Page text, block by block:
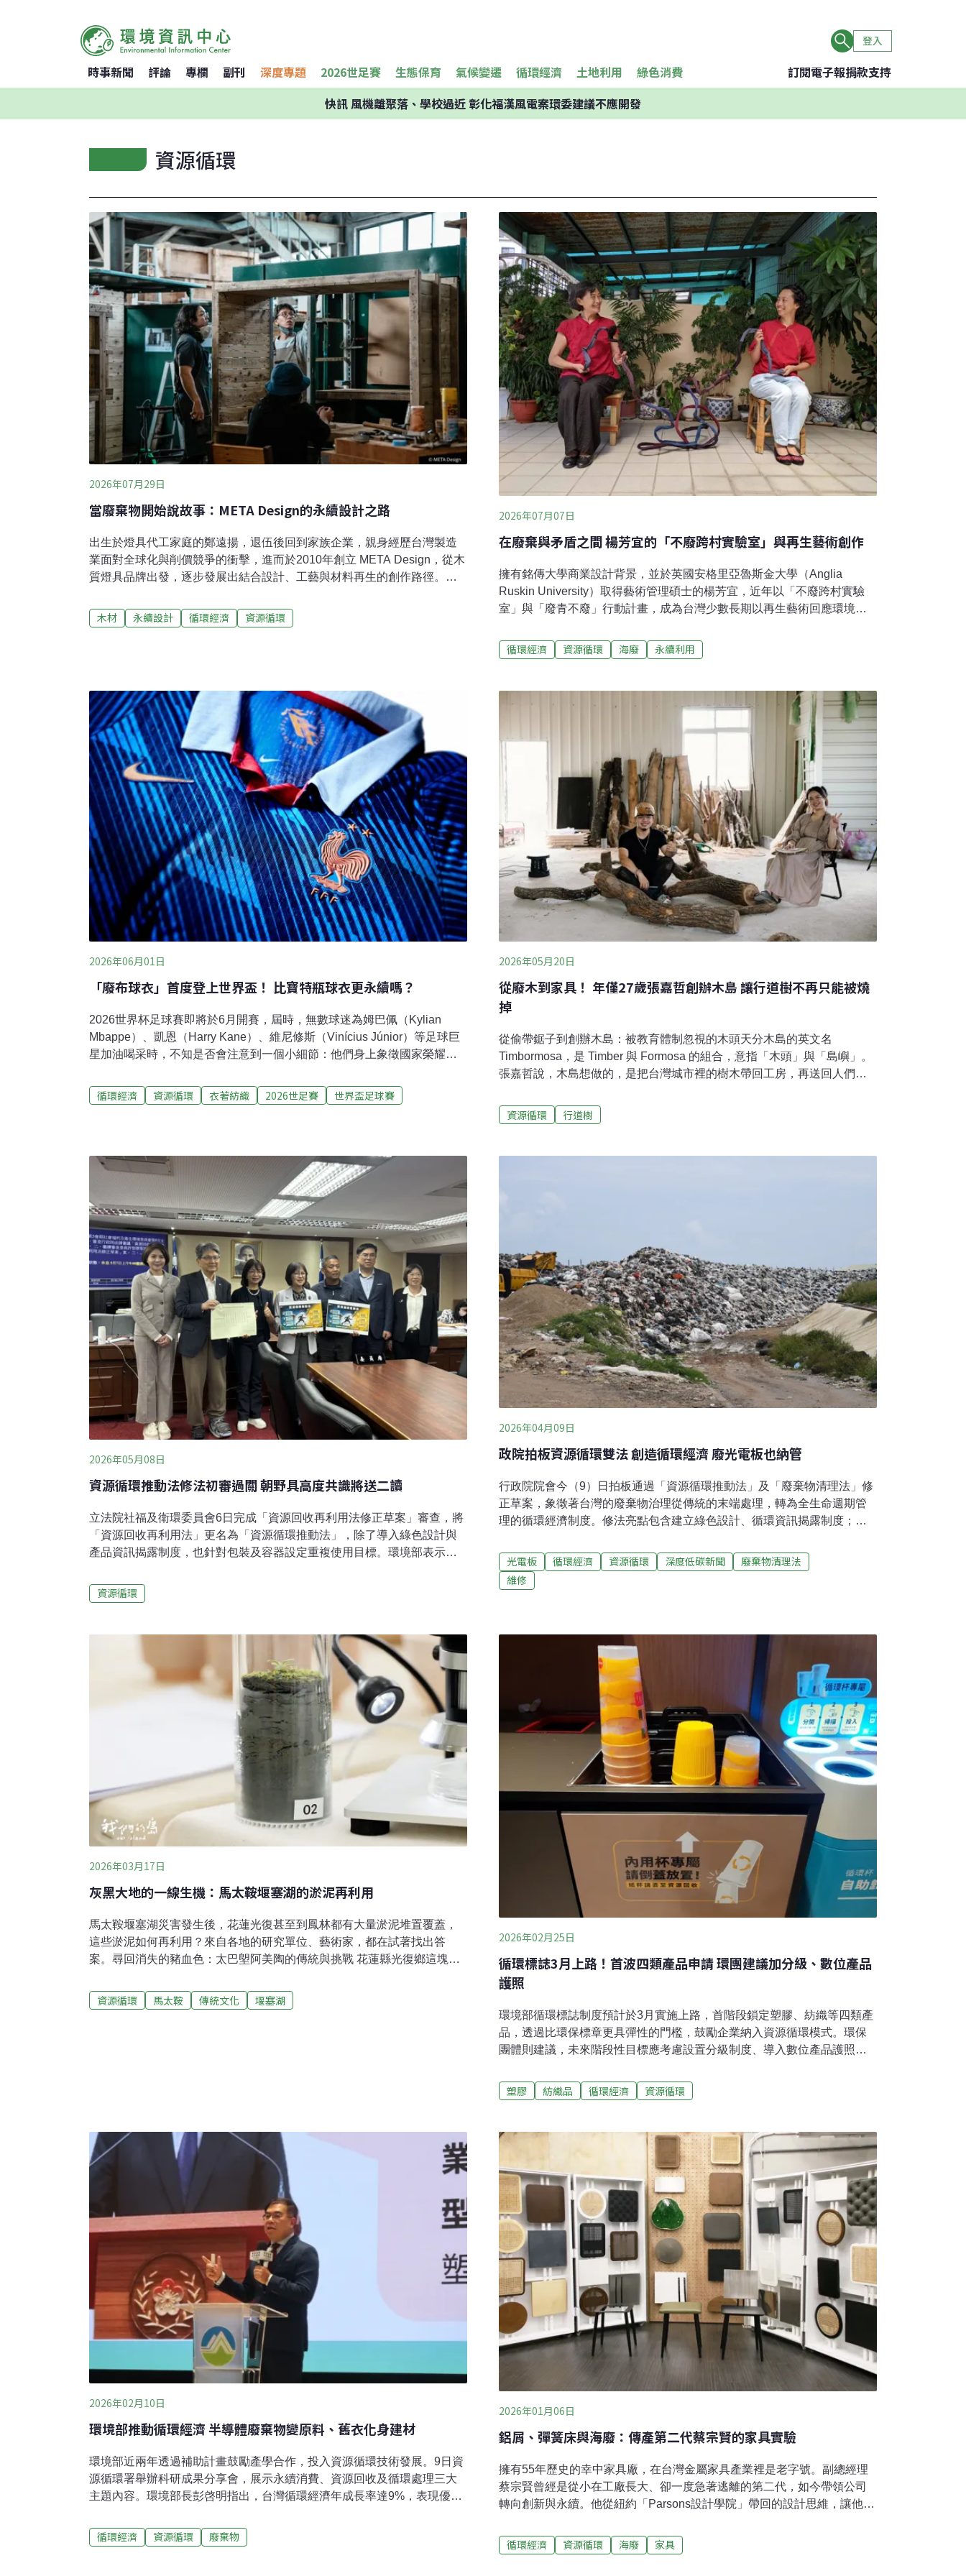
登入
時事新聞 評論 專欄 副刊 深度專題 2026世足賽 生態保育 氣候變遷 循環經濟 土地利用 綠色消費 訂閱電子報捐款支持
快訊風機離聚落、學校過近 彰化福漢風電案環委建議不應開發
資源循環
2026年07月29日
當廢棄物開始說故事：META Design的永續設計之路
出生於燈具代工家庭的鄭遠揚，退伍後回到家族企業，親身經歷台灣製造
業面對全球化與削價競爭的衝擊，進而於2010年創立 META Design，從木
質燈具品牌出發，逐步發展出結合設計、工藝與材料再生的創作路徑。品
遠雄建設、上海商業儲蓄銀行、Cartier、Aesop 等單位合作，推出《工地
計劃》、《雲霧森林》、《數字狂想曲》、《敦南不熄燈》、META Exp.
間長大。最早的記憶，是家中工廠規模還很小，只有一條流水線，父母親
與臨時人員在檯面上趕貨，他和哥哥則把產線下方的紙箱攤開，睡在裡
面，像是替自己打造一個小小
木材 永續設計 循環經濟 資源循環
2026年07月07日
在廢棄與矛盾之間 楊芳宜的「不廢跨村實驗室」與再生藝術創作
擁有銘傳大學商業設計背景，並於英國安格里亞魯斯金大學（Anglia
Ruskin University）取得藝術管理碩士的楊芳宜，近年以「不廢跨村實驗
室」與「廢青不廢」行動計畫，成為台灣少數長期以再生藝術回應環境議
藏巖、香港鹽田梓等地駐村，重新思考「廢棄／不廢」、「人／地方」之
間的關係。從早年對商業設計與消費文化的矛盾感出發，她逐漸將創作轉
生活中的「內在廢棄感」。對楊芳宜而言，「不廢」不只是環保口號，而
是一種重新看待物件、地方與人的方式。從商業設計到再生藝術 楊芳宜
在廢棄物中看見新的生命楊芳宜早年曾從事商業設計與藝術策劃工作。回
望創作起點，她坦言，自己最初其實很喜歡日本包裝、禮物設計與精美物
件，也曾因設計作品能出現在誠品等通路而感到驕傲。然而，隨著一次次
展覽、活動
循環經濟 資源循環 海廢 永續利用
2026年06月01日
「廢布球衣」首度登上世界盃！ 比寶特瓶球衣更永續嗎？
2026世界杯足球賽即將於6月開賽，屆時，無數球迷為姆巴佩（Kylian
Mbappe）、凱恩（Harry Kane）、維尼修斯（Vinícius Júnior）等足球巨
星加油喝采時，不知是否會注意到一個小細節：他們身上象徵國家榮耀的
贊助的11支隊伍，將穿上Nike新推出的「廢布球衣」出賽。這款「Aero-
FIT」高效能散熱球衣，材質不僅環保，更要在預計成為史上最熱的一屆世
廢棄物。在製程上，Nike採用先進的化學回收技術，將紡織廢棄物分解還
原為基本原料，重新製成與原生聚酯纖維相似的片狀顆粒，接著再被紡製
循環經濟 資源循環 衣著紡織 2026世足賽 世界盃足球賽
2026年05月20日
從廢木到家具！ 年僅27歲張嘉哲創辦木島 讓行道樹不再只能被燒
掉
從偷帶鋸子到創辦木島：被教育體制忽視的木頭天分木島的英文名
Timbormosa，是 Timber 與 Formosa 的組合，意指「木頭」與「島嶼」。
張嘉哲說，木島想做的，是把台灣城市裡的樹木帶回工房，再送回人們的
的關係，開始得很早。國小時，他因為覺得上課無聊，撿起學校裡被風吹
落的樹枝，用美工刀刻出自己的小創作。當時的他不懂得去建材行買木
想要的材料，他甚至偷帶家裡的大鋸子到學校，花兩天午休鋸下一塊被颱
資源循環 行道樹
2026年05月08日
資源循環推動法修法初審過關 朝野具高度共識將送二讀
立法院社福及衛環委員會6日完成「資源回收再利用法修正草案」審查，將
「資源回收再利用法」更名為「資源循環推動法」，除了導入綠色設計與
產品資訊揭露制度，也針對包裝及容器設定重複使用目標。環境部表示，
源循環」的新經濟模式。草案並規定，由環境部長召集資源循環推動會，
邀集政府跨部會機關及民間共同推動資源循環的發展與策略。捨棄線性經
動法」之外，也包含源頭減量、導入綠色設計與產品資訊揭露、建立資源
循環創新實驗機制，要從傳統的末端處理，轉為全生命週期管理的循環經
濟。召集委員林月琴宣布修正草案審查完成，將提報院會討論且無需進入
黨團協商。朝野委員也提出修正版本，且修正方向具高度共識。最終以行
政院版本通過，較為細緻的規定則參照各委員提案，以修正動議通過。
資源循環
2026年04月09日
政院拍板資源循環雙法 創造循環經濟 廢光電板也納管
行政院院會今（9）日拍板通過「資源循環推動法」及「廢棄物清理法」修
正草案，象徵著台灣的廢棄物治理從傳統的末端處理，轉為全生命週期管
理的循環經濟制度。修法亮點包含建立綠色設計、循環資訊揭露制度；擴
法翻轉線性經濟環境部早在2022年就啟動修正資源循環雙法，歷時5年終於
送出行政院。環境部資源循環署長賴瑩瑩在院會後記者會說明，本次修法
是棍子與胡蘿蔔並行，《廢棄物清理法》加強管制、嚴懲不法；原來的
動法》修法擴大管理產品的全生命週期，重點包括導入綠色設計原則，可
以指定產品或營建工程從設計時就採行單一材質、易維修或使用再生料；
或是指定業者重複或減少使用、延長使用或採禁限用等源頭減量措施，降
低對原生資源的依賴。循環
光電板 循環經濟 資源循環 深度低碳新聞
廢棄物清理法
維修
2026年03月17日
灰黑大地的一線生機：馬太鞍堰塞湖的淤泥再利用
馬太鞍堰塞湖災害發生後，花蓮光復甚至到鳳林都有大量淤泥堆置覆蓋，
這些淤泥如何再利用？來自各地的研究單位、藝術家，都在試著找出答
案。尋回消失的豬血色：太巴塱阿美陶的傳統與挑戰 花蓮縣光復鄉這塊土
陶莫、太巴塱到砂荖部落，都曾經是製陶的地方。沿著海岸山脈採集到的
黏質土壤，成為阿美族製作日常使用器皿的材料。就連附近馬佛社區原住
運用這些淤泥製陶，他希望還是用傳
資源循環 馬太鞍 傳統文化 堰塞湖
2026年02月25日
循環標誌3月上路！首波四類產品申請 環團建議加分級、數位產品
護照
環境部循環標誌制度預計於3月實施上路，首階段鎖定塑膠、紡織等四類產
品，透過比環保標章更具彈性的門檻，鼓勵企業納入資源循環模式。環保
團體則建議，未來階段性目標應考慮設置分級制度、導入數位產品護照。
產品已漸漸普及，如無印良品、電商品牌momo導入循環包裝，也不乏有寶
特瓶回收製成衣料等。環境部資源循環署於11日舉辦「循環產品及循環服
誌認證，進一步推動相關商品與服務。不同於過往環保標章依據國際標準
（ISO 14024）檢視多重環境衝擊指標，循環標誌無嚴苛的準則，而是著重
資源循環效益，引導企業納入循環經濟模式。此外，循環標誌不與其他環
保標章互斥，如取得綠建材標章、低碳建築標示的產品，也可以申請循環
標誌。循環標誌目前採鼓勵性質的自願申請制，因此在評估指標上，相對
環保標章較具
塑膠 紡織品 循環經濟 資源循環
2026年02月10日
環境部推動循環經濟 半導體廢棄物變原料、舊衣化身建材
環境部近兩年透過補助計畫鼓勵產學合作，投入資源循環技術發展。9日資
源循環署舉辦科研成果分享會，展示永續消費、資源回收及循環處理三大
主題內容。環境部長彭啓明指出，台灣循環經濟年成長率達9%，表現優於
訓練課程、運用百億綠色成長基金，協助產業轉型。台灣循環經濟成長率
高於德國 從半導體到民生用品秀成果資源循環署9日舉辦「114年度資源循
循環經濟 資源循環 廢棄物
2026年01月06日
鋁屑、彈簧床與海廢：傳產第二代蔡宗賢的家具實驗
擁有55年歷史的幸中家具廠，在台灣金屬家具產業裡是老字號。副總經理
蔡宗賢曾經是從小在工廠長大、卻一度急著逃離的第二代，如今帶領公司
轉向創新與永續。他從紐約「Parsons設計學院」帶回的設計思維，讓他以
言轉成產品，並用品牌溝通重新定義家具的價值。在他的推動下，幸中建
立「形半Hazzo家具實驗室」，讓廢料不再是垃圾，而是被重新設計、重新
循環經濟 資源循環 海廢 家具